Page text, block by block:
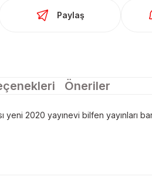
Paylaş
Öneriler
yeni 2020 yayınevi bilfen yayınları